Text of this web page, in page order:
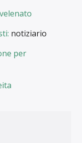
notiziario
per